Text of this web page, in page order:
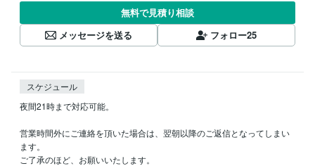
無料で見積り相談
メッセージを送る
フォロー25
スケジュール
夜間21時まで対応可能。
営業時間外にご連絡を頂いた場合は、翌朝以降のご返信となってしまい
ます。
ご了承のほど、お願いいたします。